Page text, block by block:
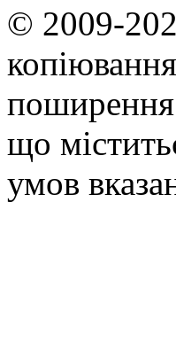
© 2009-
що
умов